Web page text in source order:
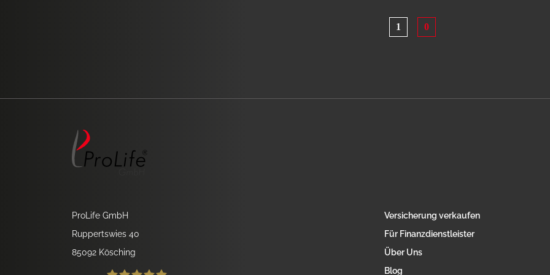
1 0
ProLife GmbH
Ruppertswies 40
85092 Kösching
Versicherung verkaufen
Für Finanzdienstleister
Über Uns
Blog